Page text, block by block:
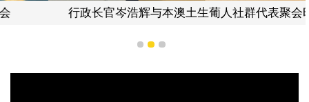
行政长官岑浩辉与本澳土生葡人社群代表聚会时致辞
1 2 3